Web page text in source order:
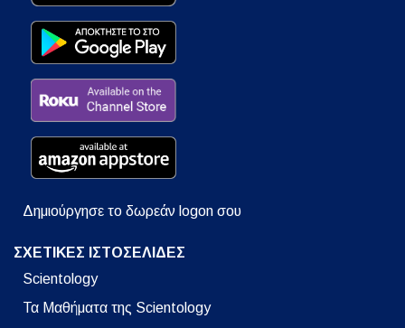
Δημιούργησε το δωρεάν logon σου
ΣΧΕΤΙΚΕΣ ΙΣΤΟΣΕΛΙΔΕΣ
Scientology
Τα Μαθήματα της Scientology